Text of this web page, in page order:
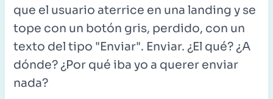
que el usuario aterrice en una landing y se
tope con un botón gris, perdido, con un
texto del tipo "Enviar". Enviar. ¿El qué? ¿A
dónde? ¿Por qué iba yo a querer enviar
nada?